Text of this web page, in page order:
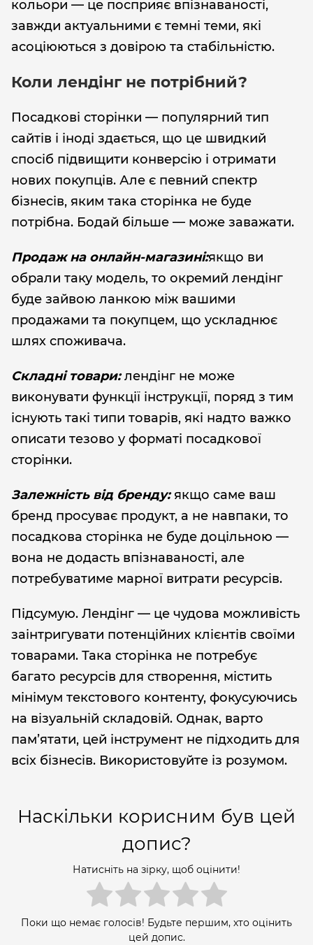
кольори — це посприяє впізнаваності,
завжди актуальними є темні теми, які
асоціюються з довірою та стабільністю.
Коли лендінг не потрібний?
Посадкові сторінки — популярний тип
сайтів і іноді здається, що це швидкий
спосіб підвищити конверсію і отримати
нових покупців. Але є певний спектр
бізнесів, яким така сторінка не буде
потрібна. Бодай більше — може заважати.
Продаж на онлайн-магазині:якщо ви
обрали таку модель, то окремий лендінг
буде зайвою ланкою між вашими
продажами та покупцем, що ускладнює
шлях споживача.
Складні товари:лендінг не може
виконувати функції інструкції, поряд з тим
існують такі типи товарів, які надто важко
описати тезово у форматі посадкової
сторінки.
Залежність від бренду:якщо саме ваш
бренд просуває продукт, а не навпаки, то
посадкова сторінка не буде доцільною —
вона не додасть впізнаваності, але
потребуватиме марної витрати ресурсів.
Підсумую. Лендінг — це чудова можливість
заінтригувати потенційних клієнтів своїми
товарами. Така сторінка не потребує
багато ресурсів для створення, містить
мінімум текстового контенту, фокусуючись
на візуальній складовій. Однак, варто
пам’ятати, цей інструмент не підходить для
всіх бізнесів. Використовуйте із розумом.
Наскільки корисним був цей
допис?
Натисніть на зірку, щоб оцінити!
Поки що немає голосів! Будьте першим, хто оцінить
цей допис.